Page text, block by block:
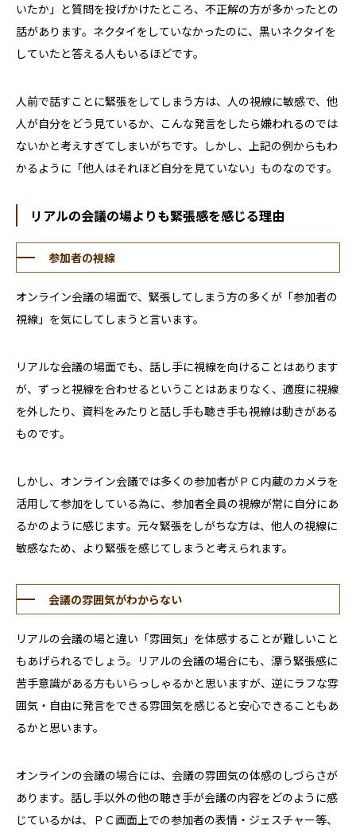
いたか」と質問を投げかけたところ、不正解の方が多かったとの
話があります。ネクタイをしていなかったのに、黒いネクタイを
していたと答える人もいるほどです。
人前で話すことに緊張をしてしまう方は、人の視線に敏感で、他
人が自分をどう見ているか、こんな発言をしたら嫌われるのでは
ないかと考えすぎてしまいがちです。しかし、上記の例からもわ
かるように「他人はそれほど自分を見ていない」ものなのです。
リアルの会議の場よりも緊張感を感じる理由
参加者の視線
オンライン会議の場面で、緊張してしまう方の多くが「参加者の
視線」を気にしてしまうと言います。
リアルな会議の場面でも、話し手に視線を向けることはあります
が、ずっと視線を合わせるということはあまりなく、適度に視線
を外したり、資料をみたりと話し手も聴き手も視線は動きがある
ものです。
しかし、オンライン会議では多くの参加者がＰＣ内蔵のカメラを
活用して参加をしている為に、参加者全員の視線が常に自分にあ
るかのように感じます。元々緊張をしがちな方は、他人の視線に
敏感なため、より緊張を感じてしまうと考えられます。
会議の雰囲気がわからない
リアルの会議の場と違い「雰囲気」を体感することが難しいこと
もあげられるでしょう。リアルの会議の場合にも、漂う緊張感に
苦手意識がある方もいらっしゃるかと思いますが、逆にラフな雰
囲気・自由に発言をできる雰囲気を感じると安心できることもあ
るかと思います。
オンラインの会議の場合には、会議の雰囲気の体感のしづらさが
あります。話し手以外の他の聴き手が会議の内容をどのように感
じているかは、ＰＣ画面上での参加者の表情・ジェスチャー等、